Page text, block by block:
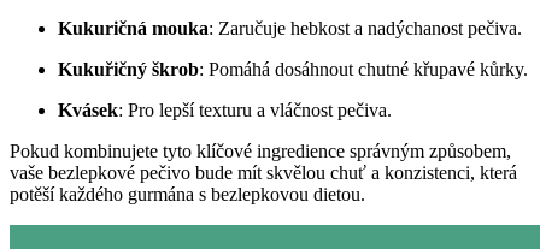
Kukuričná mouka: Zaručuje ⁤hebkost a nadýchanost pečiva.
Kukuřičný škrob: Pomáhá dosáhnout⁤ chutné křupavé kůrky.
Kvásek: Pro lepší texturu a vláčnost pečiva.
Pokud kombinujete tyto klíčové ingredience správným způsobem,
vaše ⁤bezlepkové pečivo bude ⁣mít skvělou chuť a konzistenci, která
potěší ⁣každého gurmána s‌ bezlepkovou dietou.